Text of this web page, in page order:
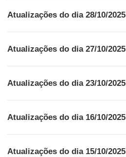
Atualizações do dia 28/10/2025
Atualizações do dia 27/10/2025
Atualizações do dia 23/10/2025
Atualizações do dia 16/10/2025
Atualizações do dia 15/10/2025